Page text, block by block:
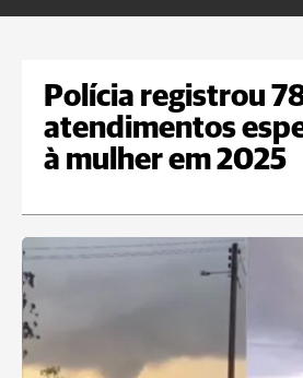
Polícia registrou
atendimentos
à mulher em 2025